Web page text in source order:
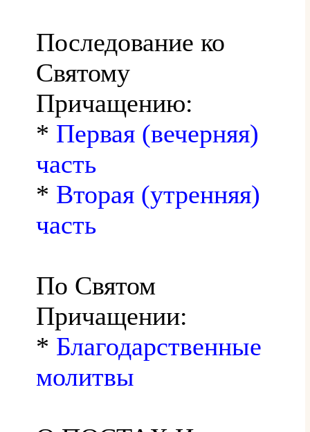
Последование ко
Святому
Причащению:
* Первая (вечерняя)
часть
* Вторая (утренняя)
часть
По Святом
Причащении:
* Благодарственные
молитвы